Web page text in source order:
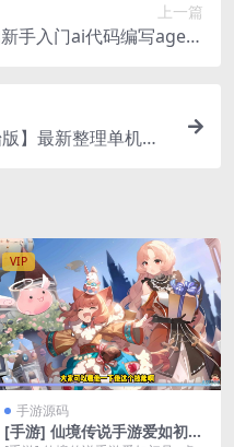
上一篇
手入门ai代码编写agent
】最新整理单机一
+视频教程
VIP
手游源码
[手游] 仙境传说手游爱如初见